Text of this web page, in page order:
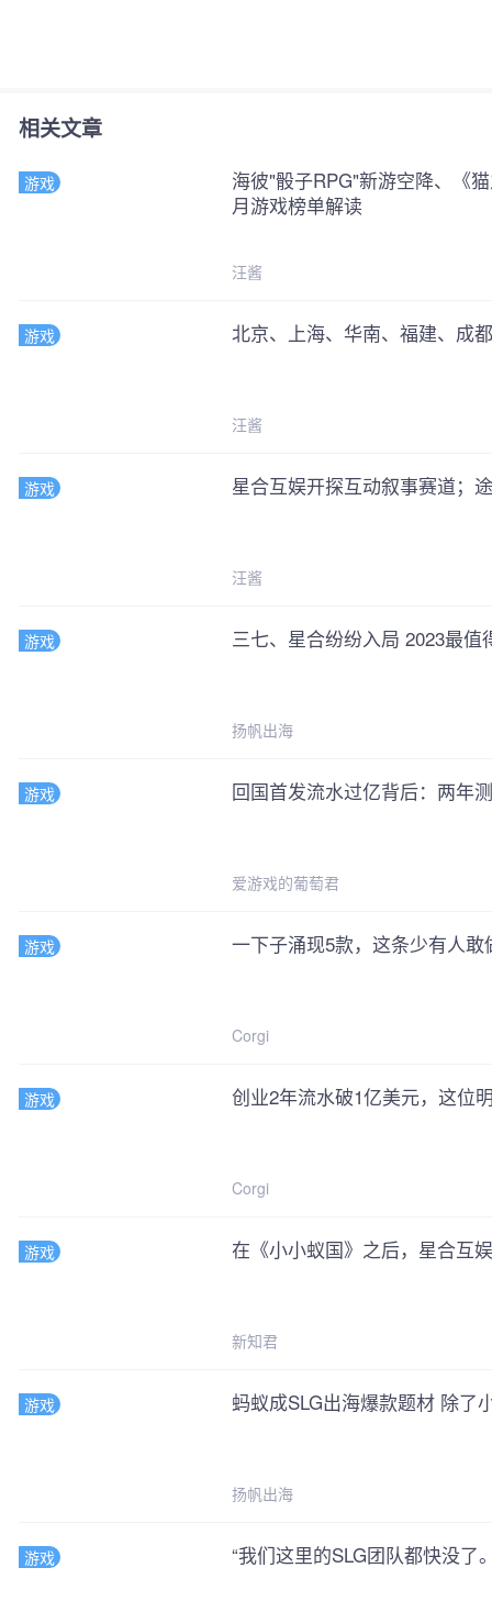
相关文章
游戏
海彼"骰子RPG"新游空降、《
月游戏榜单解读
汪酱
游戏 北京、上海、华南、福建、成
汪酱
游戏 星合互娱开探互动叙事赛道；
汪酱
游戏 三七、星合纷纷入局 2023最
扬帆出海
游戏 回国首发流水过亿背后：两年
爱游戏的葡萄君
游戏 一下子涌现5款，这条少有人
Corgi
游戏 创业2年流水破1亿美元，这位
Corgi
游戏 在《小小蚁国》之后，星合互
新知君
游戏 蚂蚁成SLG出海爆款题材 除了
扬帆出海
游戏 “我们这里的SLG团队都快没了
完善个人信
首次完善信息